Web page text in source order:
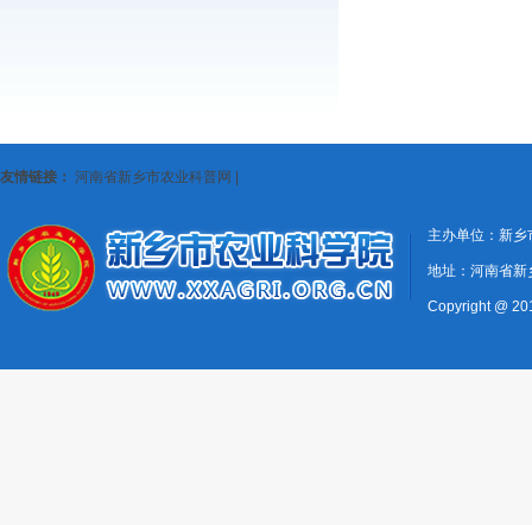
友情链接： 河南省新乡市农业科普网
主办单位：新
地址：河南省
Copyright @